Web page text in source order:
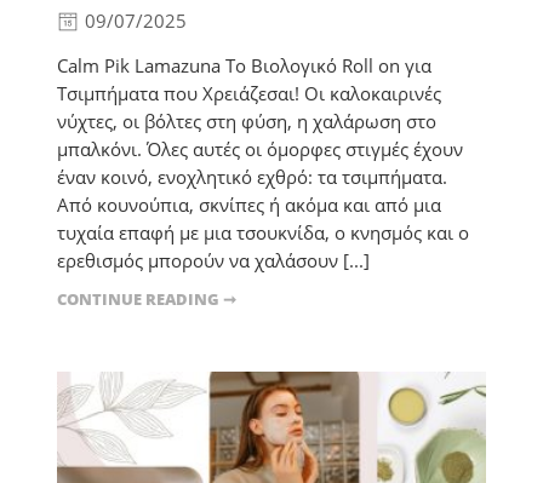
09/07/2025
Calm Pik Lamazuna Το Βιολογικό Roll on για
Τσιμπήματα που Χρειάζεσαι! Οι καλοκαιρινές
νύχτες, οι βόλτες στη φύση, η χαλάρωση στο
μπαλκόνι. Όλες αυτές οι όμορφες στιγμές έχουν
έναν κοινό, ενοχλητικό εχθρό: τα τσιμπήματα.
Από κουνούπια, σκνίπες ή ακόμα και από μια
τυχαία επαφή με μια τσουκνίδα, ο κνησμός και ο
ερεθισμός μπορούν να χαλάσουν [...]
CONTINUE READING ➞